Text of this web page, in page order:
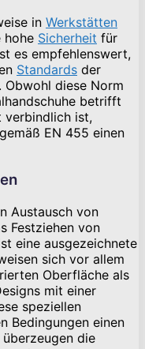
in Werkstätten
hohe Sicherheit für
es empfehlenswert,
Standards der
Obwohl diese Norm
betrifft
verbindlich ist,
EN 455 einen
Austausch von
Festziehen von
eine ausgezeichnete
sich vor allem
Oberfläche als
mit einer
speziellen
Bedingungen einen
die